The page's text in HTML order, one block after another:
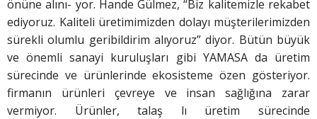
önüne alını- yor. Hande Gülmez, “Biz kalitemizle rekabet
ediyoruz. Kaliteli üretimimizden dolayı müşterilerimizden
sürekli olumlu geribildirim alıyoruz” diyor. Bütün büyük
ve önemli sanayi kuruluşları gibi YAMASA da üretim
sürecinde ve ürünlerinde ekosisteme özen gösteriyor.
firmanın ürünleri çevreye ve insan sağlığına zarar
vermiyor. Ürünler, talaş lı üretim sürecinde